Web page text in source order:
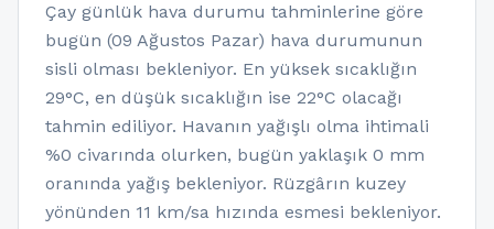
Çay günlük hava durumu tahminlerine göre
bugün (09 Ağustos Pazar) hava durumunun
sisli olması bekleniyor. En yüksek sıcaklığın
29°C, en düşük sıcaklığın ise 22°C olacağı
tahmin ediliyor. Havanın yağışlı olma ihtimali
%0 civarında olurken, bugün yaklaşık 0 mm
oranında yağış bekleniyor. Rüzgârın kuzey
yönünden 11 km/sa hızında esmesi bekleniyor.